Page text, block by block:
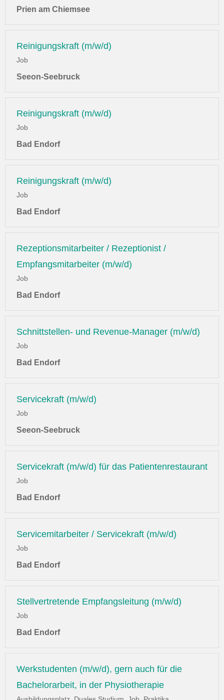
Prien am Chiemsee
Reinigungskraft (m/w/d)
Job
Seeon-Seebruck
Reinigungskraft (m/w/d)
Job
Bad Endorf
Reinigungskraft (m/w/d)
Job
Bad Endorf
Rezeptionsmitarbeiter / Rezeptionist /
Empfangsmitarbeiter (m/w/d)
Job
Bad Endorf
Schnittstellen- und Revenue-Manager (m/w/d)
Job
Bad Endorf
Servicekraft (m/w/d)
Job
Seeon-Seebruck
Servicekraft (m/w/d) für das Patientenrestaurant
Job
Bad Endorf
Servicemitarbeiter / Servicekraft (m/w/d)
Job
Bad Endorf
Stellvertretende Empfangsleitung (m/w/d)
Job
Bad Endorf
Werkstudenten (m/w/d), gern auch für die
Bachelorarbeit, in der Physiotherapie